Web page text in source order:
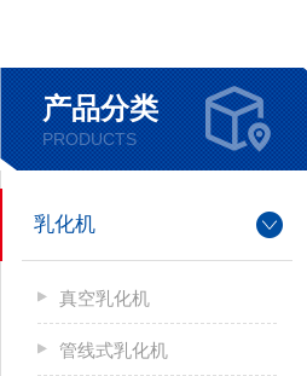
产品分类
PRODUCTS
乳化机
真空乳化机
管线式乳化机